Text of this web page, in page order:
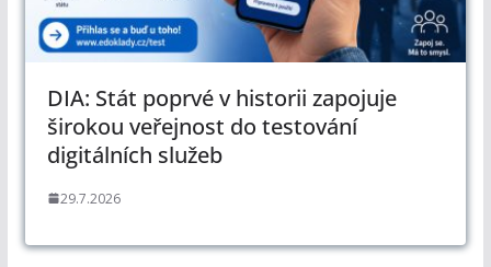
DIA: Stát poprvé v historii zapojuje
širokou veřejnost do testování
digitálních služeb
29.7.2026